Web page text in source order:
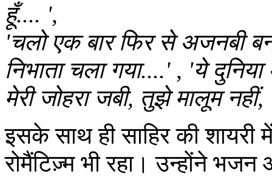
हूँ.... ',
'चलो एक बार फिर से अजनबी
निभाता चला गया....' , 'ये
मेरी जोहरा जबी, तुझे मालूम
इसके साथ ही साहिर की शायरी
रोमैंटिज़्म भी रहा। उन्होंने